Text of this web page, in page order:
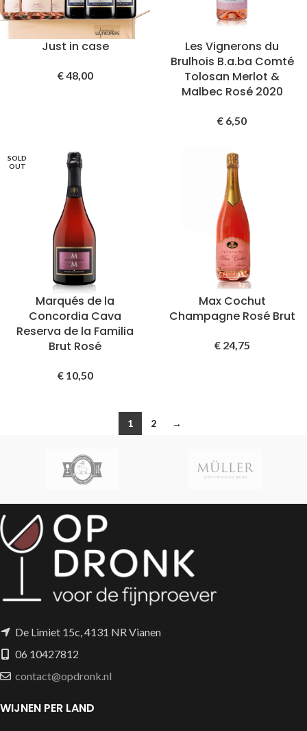
Just in case
€48,00
Les Vignerons du
Brulhois B.a.ba Comté
Tolosan Merlot &
Malbec Rosé 2020
€ 6,50
SOLD
OUT
Marqués de la
Concordia Cava
Reserva de la Familia
Brut Rosé
€10,50
Max Cochut
Champagne Rosé Brut
€24,75
1 2 →
De Limiet 15c, 4131 NR Vianen
06 10427812
contact@opdronk.nl
WIJNEN PER LAND